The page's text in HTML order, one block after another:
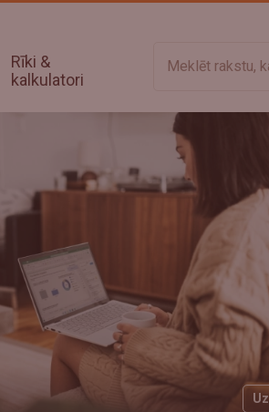
Rīki &
kalkulatori